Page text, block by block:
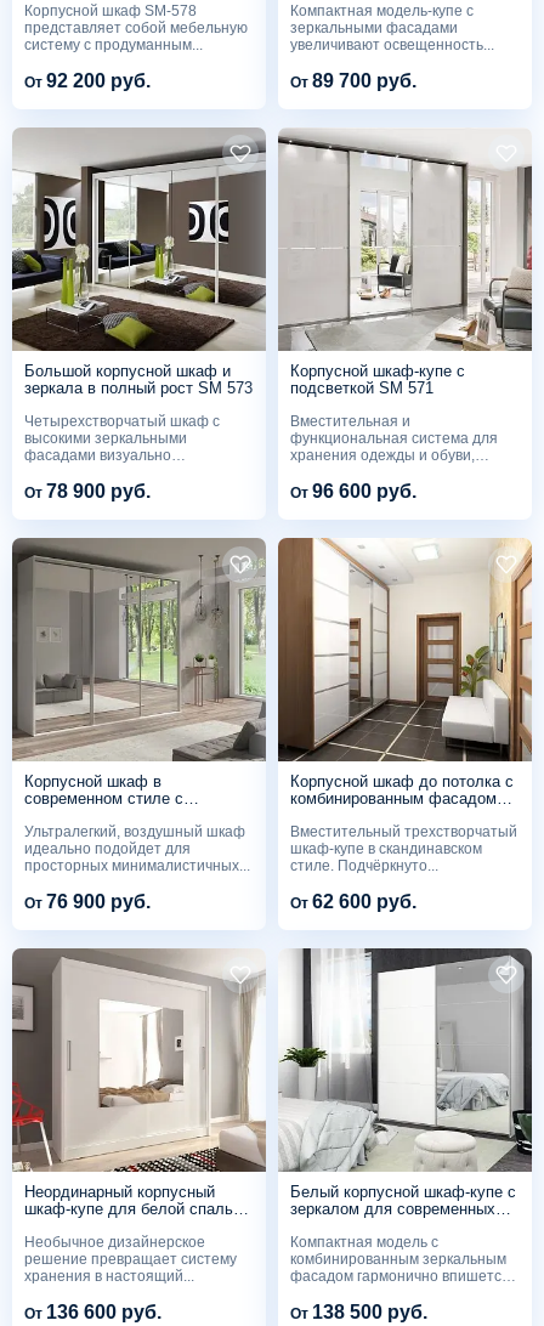
Корпусной шкаф SM-578
представляет собой мебельную
систему с продуманным...
От 92 200 руб.
Компактная модель-купе с
зеркальными фасадами
увеличивают освещенность...
От 89 700 руб.
Большой корпусной шкаф и
зеркала в полный рост SM 573
Четырехстворчатый шкаф с
высокими зеркальными
фасадами визуально
От 78 900 руб.
Корпусной шкаф-купе с
подсветкой SM 571
Вместительная и
функциональная система для
хранения одежды и обуви,
От 96 600 руб.
Корпусной шкаф в
современном стиле с
Ультралегкий, воздушный шкаф
идеально подойдет для
просторных минималистичных...
От 76 900 руб.
Корпусной шкаф до потолка с
комбинированным фасадом
Вместительный трехстворчатый
шкаф-купе в скандинавском
стиле. Подчёркнуто...
От 62 600 руб.
Неординарный корпусный
шкаф-купе для белой спальни
Необычное дизайнерское
решение превращает систему
хранения в настоящий...
От 136 600 руб.
Белый корпусной шкаф-купе с
зеркалом для современных
Компактная модель с
комбинированным зеркальным
фасадом гармонично впишется
От 138 500 руб.